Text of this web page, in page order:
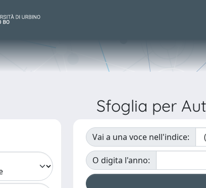
Sfoglia per
Vai a una voce nell'indice:
O digita l'anno: